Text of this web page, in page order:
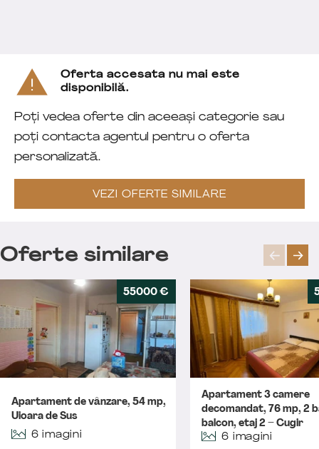
Oferta accesata nu mai este
disponibilă.
Poți vedea oferte din aceeași categorie sau
poți contacta agentul pentru o oferta
personalizată.
VEZI OFERTE SIMILARE
Oferte similare
55000 €
Apartament de vânzare, 54 mp,
Uioara de Sus
6 imagini
Apartament 3 camere
decomandat, 76 mp, 2
balcon, etaj 2 – Cugir
6 imagini